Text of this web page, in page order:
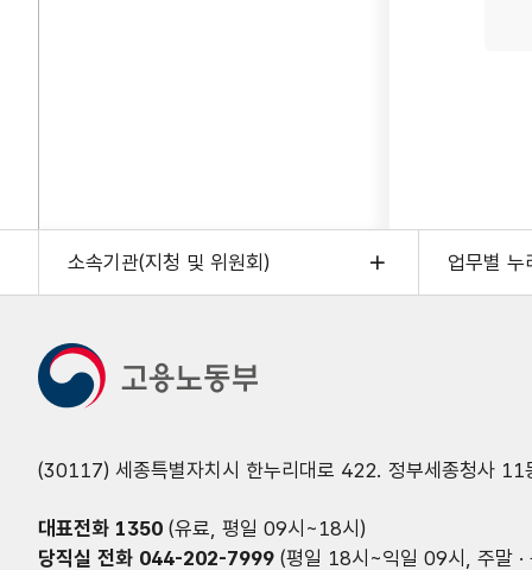
소속기관(지청 및 위원회) 업무별 누
(30117) 세종특별자치시 한누리대로 422. 정부세종청사 11
대표전화 1350 (유료, 평일 09시~18시)
당직실 전화 044-202-7999 (평일 18시~익일 09시, 주말